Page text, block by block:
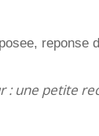
reponse
: une petite